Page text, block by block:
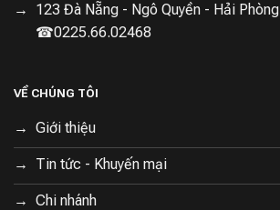
123 Đà Nẵng - Ngô Quyền - Hải Phòng
☎0225.66.02468
VỀ CHÚNG TÔI
Giới thiệu
Tin tức - Khuyến mại
Chi nhánh